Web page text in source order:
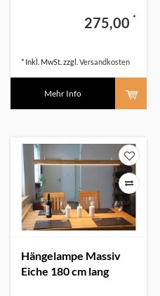
275,00 *
* Inkl. MwSt. zzgl. Versandkosten
Mehr Info
Hängelampe Massiv
Eiche 180 cm lang